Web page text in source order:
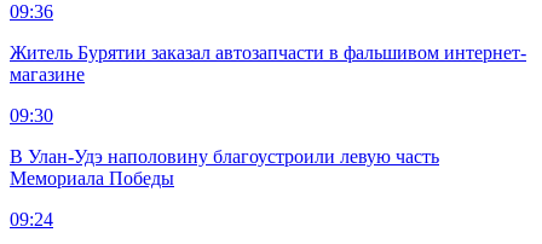
09:36
Житель Бурятии заказал автозапчасти в фальшивом интернет-
магазине
09:30
В Улан-Удэ наполовину благоустроили левую часть
Мемориала Победы
09:24